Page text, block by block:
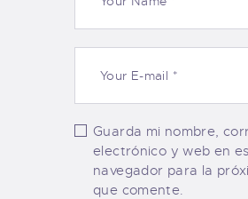
Guarda mi nombre,
electrónico y web en
navegador para la
que comente.